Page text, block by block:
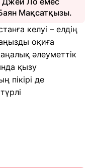
Баян Мақсатқызы.
келуі – елдің
оқиға
әлеуметтік
қызу
пікірі де